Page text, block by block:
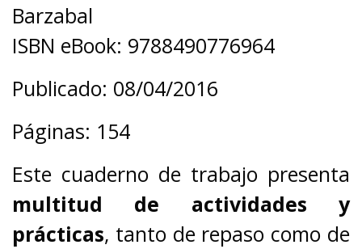
Barzabal
ISBN eBook: 9788490776964
Publicado: 08/04/2016
Páginas: 154
Este cuaderno de trabajo presenta
multitud de actividades y
prácticas, tanto de repaso como de